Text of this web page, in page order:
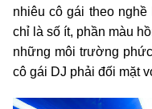
nhiêu cô gái theo
chỉ là số ít, phần màu
những môi trường
cô gái DJ phải đối mặt